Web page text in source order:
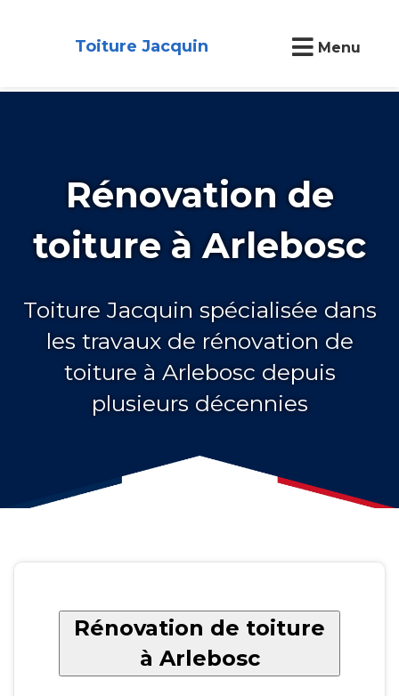
Toiture Jacquin Menu
Rénovation de
toiture à Arlebosc
Toiture Jacquin spécialisée dans
les travaux de rénovation de
toiture à Arlebosc depuis
plusieurs décennies
Rénovation de toiture
à Arlebosc